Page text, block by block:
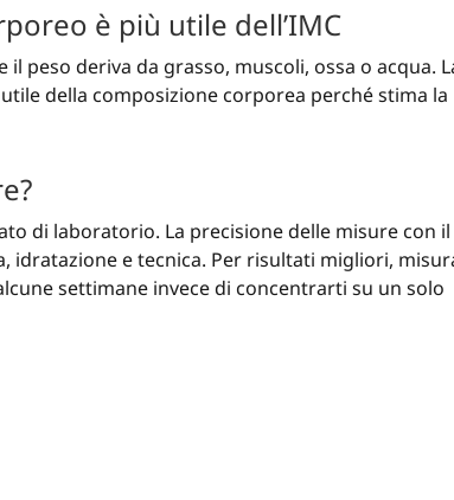
è più utile dell’IMC
peso deriva da grasso, muscoli, ossa o acqua.
della composizione corporea perché stima la
di laboratorio. La precisione delle misure con il
idratazione e tecnica. Per risultati migliori,
settimane invece di concentrarti su un solo